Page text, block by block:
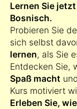
Lernen Sie
Bosnisch.
Probieren Sie
sich selbst
lernen, als Sie
Entdecken Sie,
Spaß macht und
Kurs motiviert
Erleben Sie,